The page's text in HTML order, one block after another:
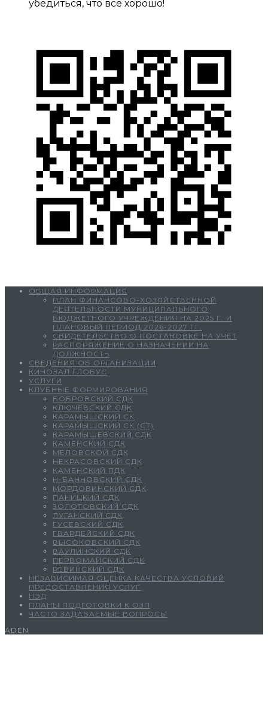
убедиться, что все хорошо!
ОБЩАЯ ИНФОРМАЦИЯ
ПЛАН ФИНАНСОВО-ХОЗЯЙСТВЕННОЙ
ДЕЯТЕЛЬНОСТИ МУНИЦИПАЛЬНОГО
БЮДЖЕТНОГО УЧРЕЖДЕНИЯ НА 2025 Г. И
ПЛАНОВЫЙ ПЕРИОД 2026-2027 ГГ.
СВИДЕТЕЛЬСТВО О ПОСТАНОВКЕ НА УЧЕТ
РАСПОРЯЖЕНИЕ О НАЗНАЧЕНИИ НА
ДОЛЖНОСТЬ
СВЕДЕНИЯ ОБ ОРГАНИЗАЦИИ
КИНОЗАЛ ГЛОБУС
УСЛУГИ
КЛУБНЫЕ ФОРМИРОВАНИЯ
БОБРОВСКИЙ СДК
КЛЮЧЕВСКИЙ СДК
КАРАМЫШСКИЙ СК
КАРАМЫШСКИЙ СК (СТ)
КАРАМЫШЕВСКИЙ СДК
КАМЕНСКИЙ СДК
МЕЛОВСКОЙ СДК
НЕКРАСОВСКИЙ СДК
КАМЕНСКИЙ ПДК
Н-БАННОВСКИЙ СДК
МОРДОВИНСКИЙ СДК
ПАНИЦКИЙ СДК
ЗОЛОТОВСКИЙ СДК
ЛУГАНСКИЙ СДК
ГУСЕВСКИЙ СДК
ГВАРДЕЙСКИЙ СДК
ВЫСОКОВСКИЙ СДК
ВАУЛИНСКИЙ СДК
ПЕРВОМАЙСКИЙ СДК
РЕВИНСКИЙ СДК
НЕЗАВИСИМАЯ ОЦЕНКА КАЧЕСТВА УСЛОВИЙ
ПРЕДОСТАВЛЕНИЯ УСЛУГ
НЭД
ПЛАНЫ ПОДГОТОВКИ К ОЗП
ЧАСТО ЗАДАВАЕМЫЕ ВОПРОСЫ
ADEN